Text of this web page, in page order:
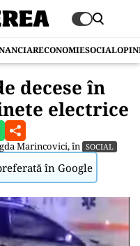
ECONOMIESOCIAL
decese în
electrice
Marincovici, în SOCIAL
în Google